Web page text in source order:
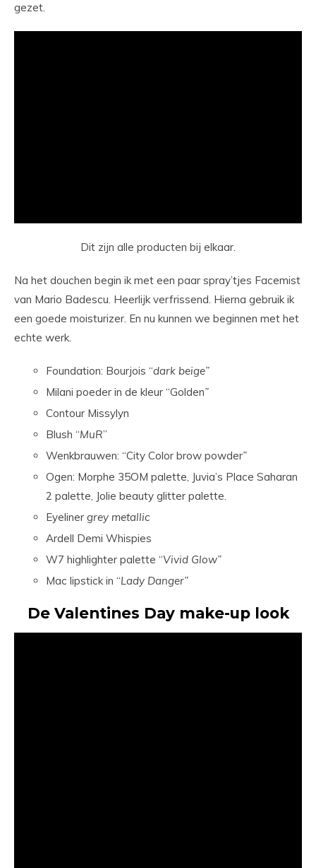
gezet.
Dit zijn alle producten bij elkaar.
Na het douchen begin ik met een paar spray’tjes Facemist
van Mario Badescu. Heerlijk verfrissend. Hierna gebruik ik
een goede moisturizer. En nu kunnen we beginnen met het
echte werk.
Foundation: Bourjois “dark beige”
Milani poeder in de kleur “Golden”
Contour Missylyn
Blush “MuR”
Wenkbrauwen: “City Color brow powder”
Ogen: Morphe 35OM palette, Juvia’s Place Saharan
2 palette, Jolie beauty glitter palette.
Eyeliner grey metallic
Ardell Demi Whispies
W7 highlighter palette “Vivid Glow”
Mac lipstick in “Lady Danger”
De Valentines Day make-up look